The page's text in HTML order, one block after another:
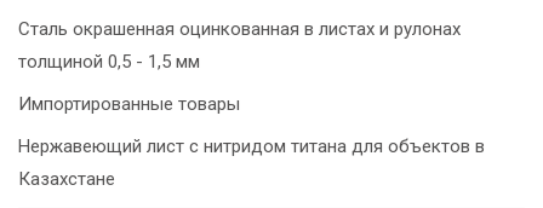
Сталь окрашенная оцинкованная в листах и рулонах
толщиной 0,5 - 1,5 мм
Импортированные товары
Нержавеющий лист с нитридом титана для объектов в
Казахстане